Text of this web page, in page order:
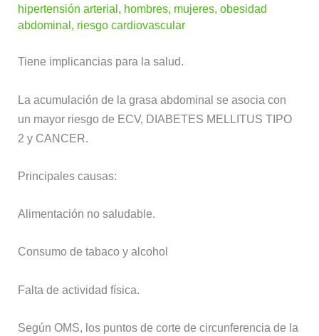
hipertensión arterial, hombres, mujeres,obesidad
abdominal, riesgo cardiovascular
Tiene implicancias para la salud.
La acumulación de la grasa abdominal se asocia con
un mayor riesgo de ECV, DIABETES MELLITUS TIPO
2 y CANCER.
Principales causas:
Alimentación no saludable.
Consumo de tabaco y alcohol
Falta de actividad física.
Según OMS, los puntos de corte de circunferencia de la